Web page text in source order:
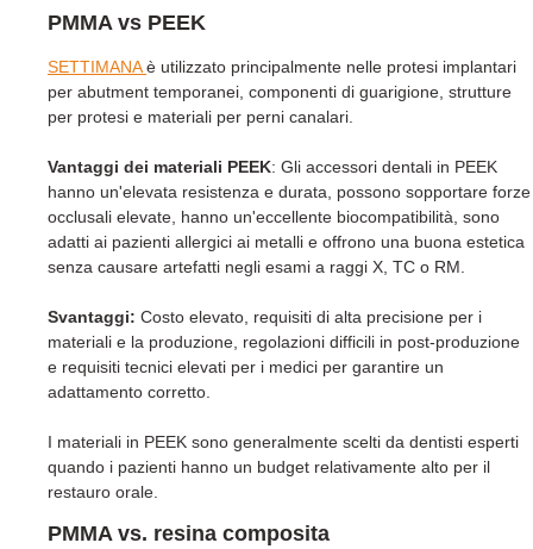
PMMA vs PEEK
SETTIMANAè utilizzato principalmente nelle protesi implantari
per abutment temporanei, componenti di guarigione, strutture
per protesi e materiali per perni canalari.
Vantaggi dei materiali PEEK: Gli accessori dentali in PEEK
hanno un'elevata resistenza e durata, possono sopportare forze
occlusali elevate, hanno un'eccellente biocompatibilità, sono
adatti ai pazienti allergici ai metalli e offrono una buona estetica
senza causare artefatti negli esami a raggi X, TC o RM.
Svantaggi: Costo elevato, requisiti di alta precisione per i
materiali e la produzione, regolazioni difficili in post-produzione
e requisiti tecnici elevati per i medici per garantire un
adattamento corretto.
I materiali in PEEK sono generalmente scelti da dentisti esperti
quando i pazienti hanno un budget relativamente alto per il
restauro orale.
PMMA vs. resina composita